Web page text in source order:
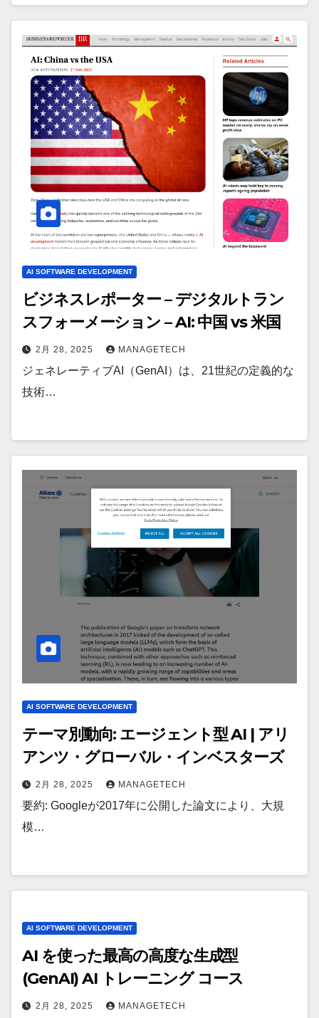
AI SOFTWARE DEVELOPMENT
ビジネスレポーター – デジタルトラン
スフォーメーション – AI: 中国 vs 米国
2月 28, 2025 MANAGETECH
ジェネレーティブAI（GenAI）は、21世紀の定義的な
技術…
AI SOFTWARE DEVELOPMENT
テーマ別動向: エージェント型 AI | アリ
アンツ・グローバル・インベスターズ
2月 28, 2025 MANAGETECH
要約: Googleが2017年に公開した論文により、大規
模…
AI SOFTWARE DEVELOPMENT
AI を使った最高の高度な生成型
(GenAI) AI トレーニング コース
2月 28, 2025 MANAGETECH